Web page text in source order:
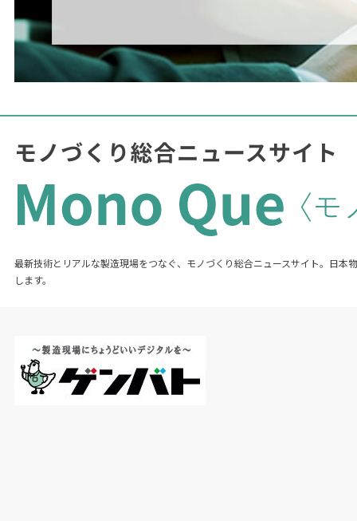
最新技術とリアルな製造現場をつなぐ、モノづくり総合ニュースサイト。日本
します。